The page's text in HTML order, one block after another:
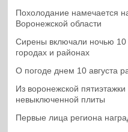
Похолодание намечается
Воронежской области
Сирены включали ночью 10
городах и районах
О погоде днем 10 августа
Из воронежской
невыключенной плиты
Первые лица региона